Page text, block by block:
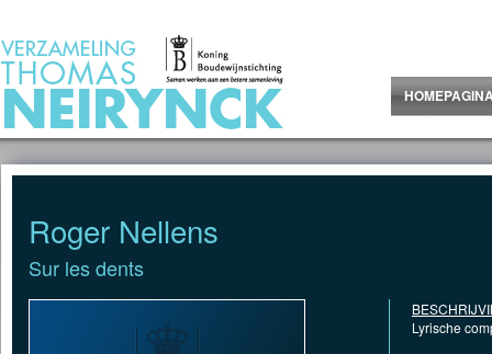
Roger Nellens
Sur les dents
Lyrische